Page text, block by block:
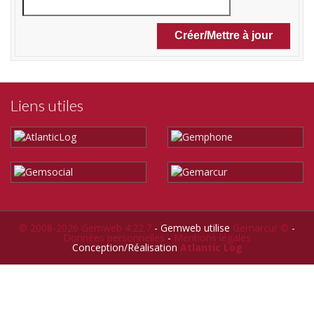
Liens utiles
© 2008-2026 Gemweb 4.22.7 - Gemweb utilise Gemarcur © -
Données personnelles - Mentions légales
Conception/Réalisation Atlantic Log